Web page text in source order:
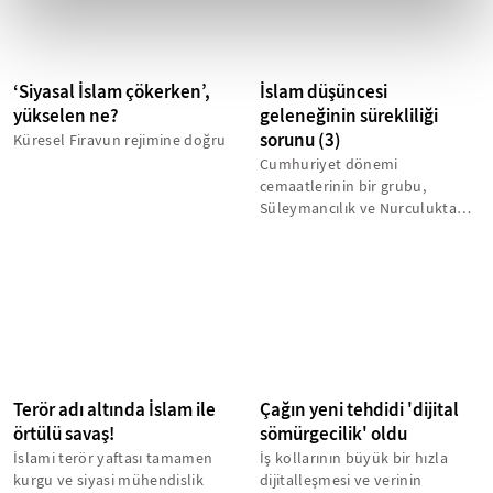
‘Siyasal İslam çökerken’,
yükselen ne?
Küresel Firavun rejimine doğru
İslam düşüncesi
geleneğinin sürekliliği
sorunu (3)
Cumhuriyet dönemi
cemaatlerinin bir grubu,
Süleymancılık ve Nurculuktan
Terör adı altında İslam ile
örtülü savaş!
İslami terör yaftası tamamen
kurgu ve siyasi mühendislik
Çağın yeni tehdidi 'dijital
sömürgecilik' oldu
İş kollarının büyük bir hızla
dijitalleşmesi ve verinin